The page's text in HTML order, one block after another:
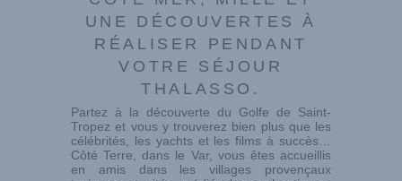
UNE DÉCOUVERTES À
RÉALISER PENDANT
VOTRE SÉJOUR
THALASSO.
Partez à la découverte du Golfe de Saint-
Tropez et vous y trouverez bien plus que les
célébrités, les yachts et les films à succès…
Côté Terre, dans le Var, vous êtes accueillis
en amis dans les villages provençaux